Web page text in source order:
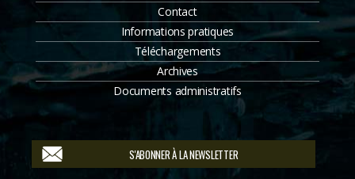
Contact
Informations pratiques
Téléchargements
Archives
Documents administratifs
S'ABONNER À LA NEWSLETTER